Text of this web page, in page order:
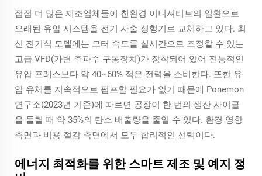
점점 더 많은 제조업체들이 친환경 이니셔티브의 일환으로
오래된 유압 시스템을 전기 사출 성형기로 교체하고 있다. 최
신 전기식 모델에는 모터 속도를 실시간으로 조정할 수 있는
고급 VFD(가변 주파수 구동장치)가 장착되어 있어 전통적인
유압 프레스보다 약 40~60% 적은 전력을 소비한다. 또한 유
압 유체를 지속적으로 펌프할 필요가 없기 때문에 Ponemon
연구소(2023년 기준)에 따르면 공장이 한 번의 생산 사이클
을 돌릴 때 약 35%의 탄소 배출량을 줄일 수 있다. 환경 영향
측면과 비용 절감 측면에서 모두 합리적인 선택이다.
에너지 최적화를 위한 스마트 제조 및 예지 정